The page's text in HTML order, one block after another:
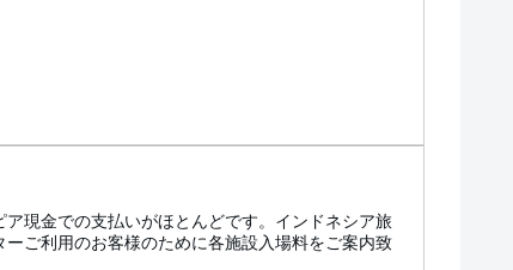
現金での支払いがほとんどです。インドネシア旅
ご利用のお客様のために各施設入場料をご案内致